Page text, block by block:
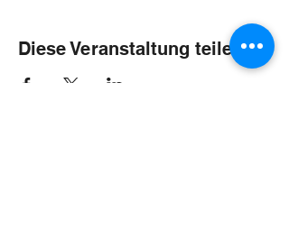
Diese Veranstaltung teilen